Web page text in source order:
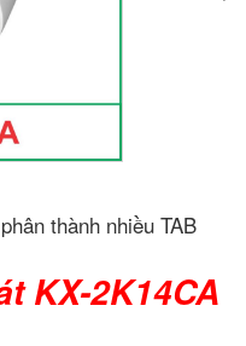
thành nhiều TAB
KX-2K14CA